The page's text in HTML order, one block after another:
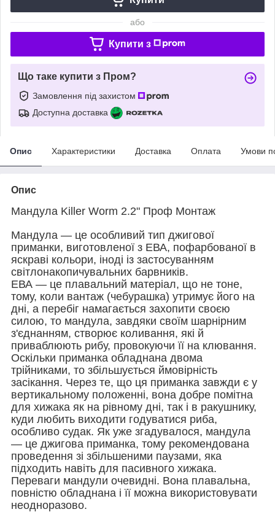
або
Купити з
Що таке купити з Пром?
Замовлення під захистом
Доступна доставка
Опис Характеристики Доставка Оплата Умови
Опис
Мандула Killer Worm 2.2" Проф Монтаж
Мандула — це особливий тип джигової
приманки, виготовленої з ЕВА, пофарбованої в
яскраві кольори, іноді із застосуванням
світлонакопичувальних барвників.
ЕВА — це плавальний матеріал, що не тоне,
тому, коли вантаж (чебурашка) утримує його на
дні, а перебіг намагається захопити своєю
силою, то мандула, завдяки своїм шарнірним
з'єднанням, створює коливання, які й
приваблюють рибу, провокуючи її на клювання.
Оскільки приманка обладнана двома
трійниками, то збільшується ймовірність
засікання. Через те, що ця приманка завжди є у
вертикальному положенні, вона добре помітна
для хижака як на рівному дні, так і в ракушнику,
куди любить виходити годуватися риба,
особливо судак. Як уже згадувалося, мандула
— це джигова приманка, тому рекомендована
проведення зі збільшеними паузами, яка
підходить навіть для пасивного хижака.
Переваги мандули очевидні. Вона плавальна,
повністю обладнана і її можна використовувати
неодноразово.